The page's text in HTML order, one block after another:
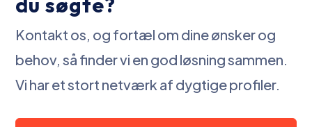
Kontakt os, og fortæl om dine ønsker og
behov, så finder vi en god løsning sammen.
Vi har et stort netværk af dygtige profiler.